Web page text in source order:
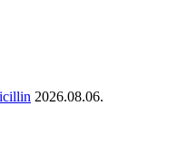
2026.08.06.